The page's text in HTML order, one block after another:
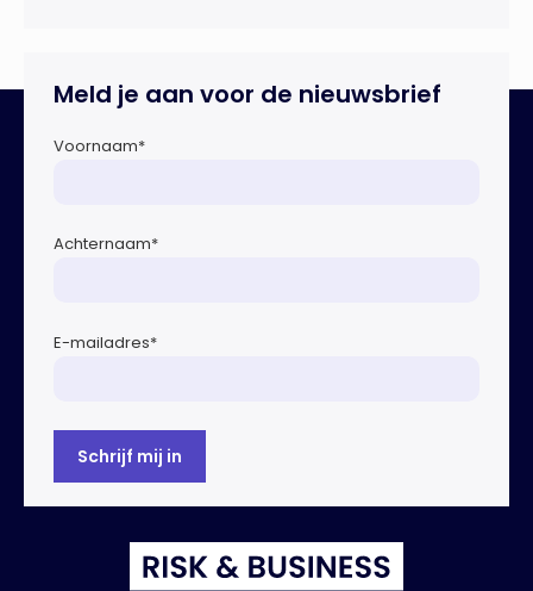
Europese Commissie bij het ontwikkelen van […]
Meld je aan voor de nieuwsbrief
Voornaam*
Achternaam*
E-mailadres*